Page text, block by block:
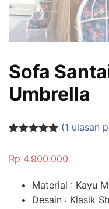
Sofa
Umbrella
berdasarka
(1 ulasan
Rp 4.900.000
Material : Kayu
Desain : Klasik